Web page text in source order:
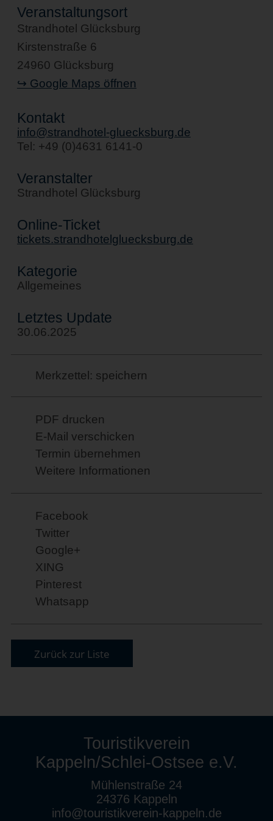
Veranstaltungsort
Strandhotel Glücksburg
Kirstenstraße 6
24960 Glücksburg
↪ Google Maps öffnen
Kontakt
info@strandhotel-gluecksburg.de
Tel: +49 (0)4631 6141-0
Veranstalter
Strandhotel Glücksburg
Online-Ticket
tickets.strandhotelgluecksburg.de
Kategorie
Allgemeines
Letztes Update
30.06.2025
Merkzettel: speichern
PDF drucken
E-Mail verschicken
Termin übernehmen
Weitere Informationen
Facebook
Twitter
Google+
XING
Pinterest
Whatsapp
Zurück zur Liste
Touristikverein
Kappeln/Schlei-Ostsee e.V.
Mühlenstraße 24
24376 Kappeln
info@touristikverein-kappeln.de